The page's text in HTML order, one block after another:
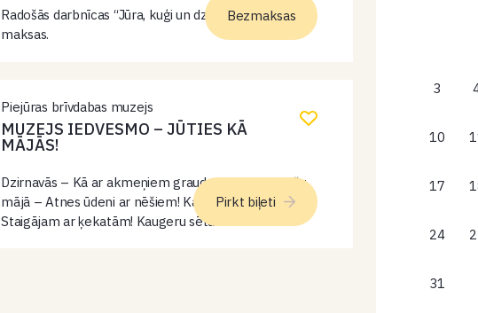
Radošās darbnīcas “Jūra, kuģi un dzejoļi”. Ieeja bez
maksas.
Bezmaksas
Piejūras brīvdabas muzejs
MUZEJS IEDVESMO – JŪTIES KĀ
MĀJĀS!
Dzirnavās – Kā ar akmeņiem graudus berza? Lībiešu
mājā – Atnes ūdeni ar nēšiem! Kaugeru sētā –
Staigājam ar ķekatām! Kaugeru sēta – Pabaro
Pirkt biļeti
3
10
17
24
31